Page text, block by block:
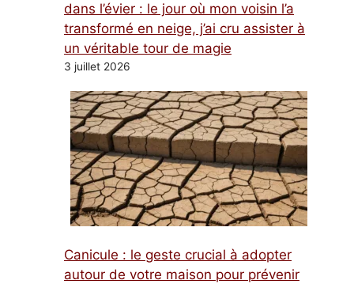
dans l’évier : le jour où mon voisin l’a
transformé en neige, j’ai cru assister à
un véritable tour de magie
3 juillet 2026
Canicule : le geste crucial à adopter
autour de votre maison pour prévenir